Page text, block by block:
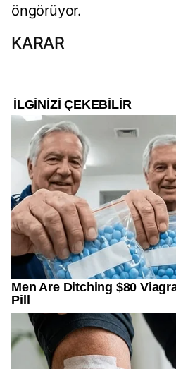
öngörüyor.
KARAR